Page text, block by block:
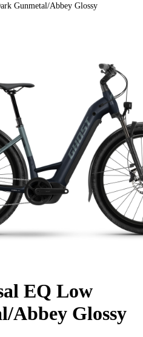
Gunmetal/Abbey Glossy
EQ Low
Abbey Glossy